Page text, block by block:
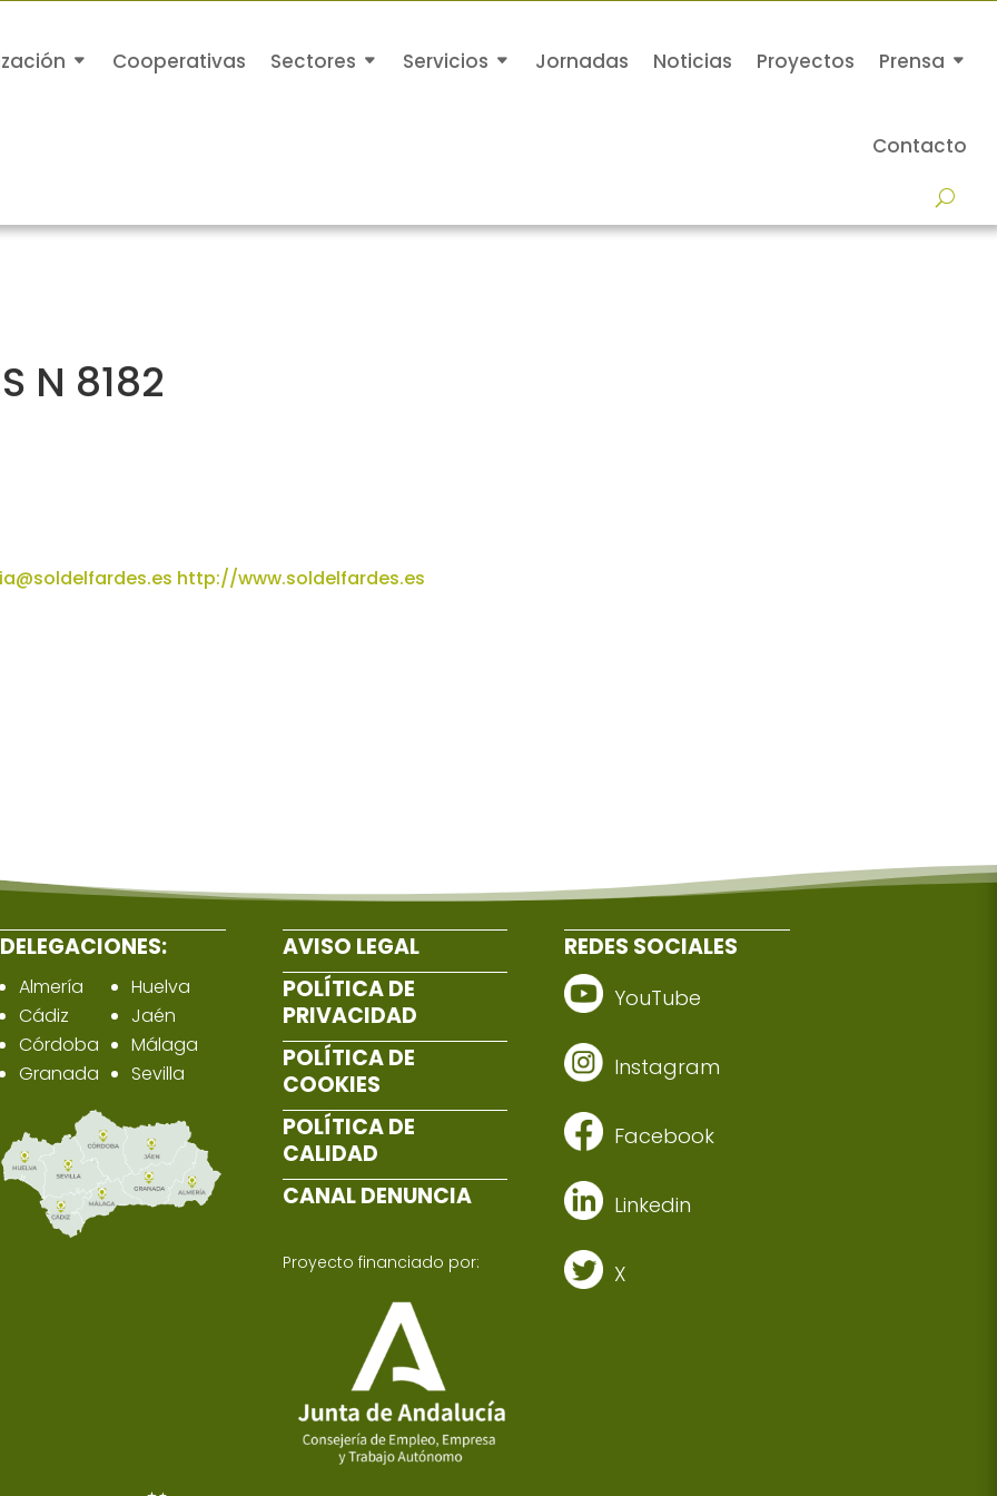
Cooperativas Sectores Servicios Jornadas Noticias Proyectos Prensa
Contacto
N 8182
http://www.soldelfardes.es
DELEGACIONES:
Almería
Cádiz
Córdoba
Granada
Huelva
Jaén
Málaga
Sevilla
AVISO LEGAL
POLÍTICA DE
PRIVACIDAD
POLÍTICA DE
COOKIES
POLÍTICA DE
CALIDAD
CANAL DENUNCIA
Proyecto financiado por:
REDES SOCIALES
YouTube
Instagram
Facebook
Linkedin
X